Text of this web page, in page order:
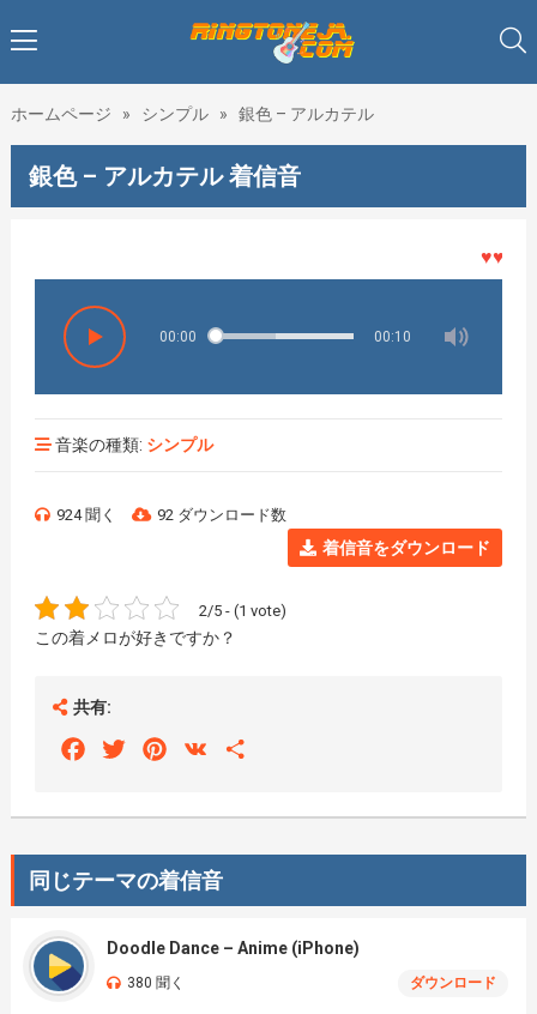
ホームページ » シンプル » 銀色 – アルカテル
銀色 – アルカテル 着信音
♥♥♥着メ
00:00 00:10
音楽の種類: シンプル
924 聞く 92 ダウンロード数
着信音をダウンロード
2/5 - (1 vote)
この着メロが好きですか？
共有:
FacebookTwitterPinterest
VK
同じテーマの着信音
Doodle Dance – Anime (iPhone)
380 聞く ダウンロード